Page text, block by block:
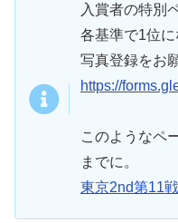
入賞者の特別
各基準で1位
写真登録をお
https://
このようなペ
までに。
東京2nd第11